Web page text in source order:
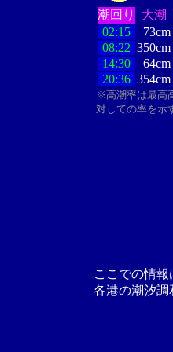
潮回り 大潮
02:15
73cm
08:22 350cm
14:30
64cm
20:36 354cm
※高潮率は最高
対しての率を示
ここでの情
各港の潮汐調